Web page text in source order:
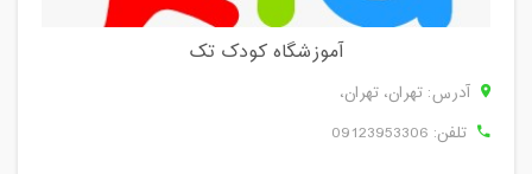
آموزشگاه کودک تک
آدرس: تهران، تهران،
تلفن: 09123953306